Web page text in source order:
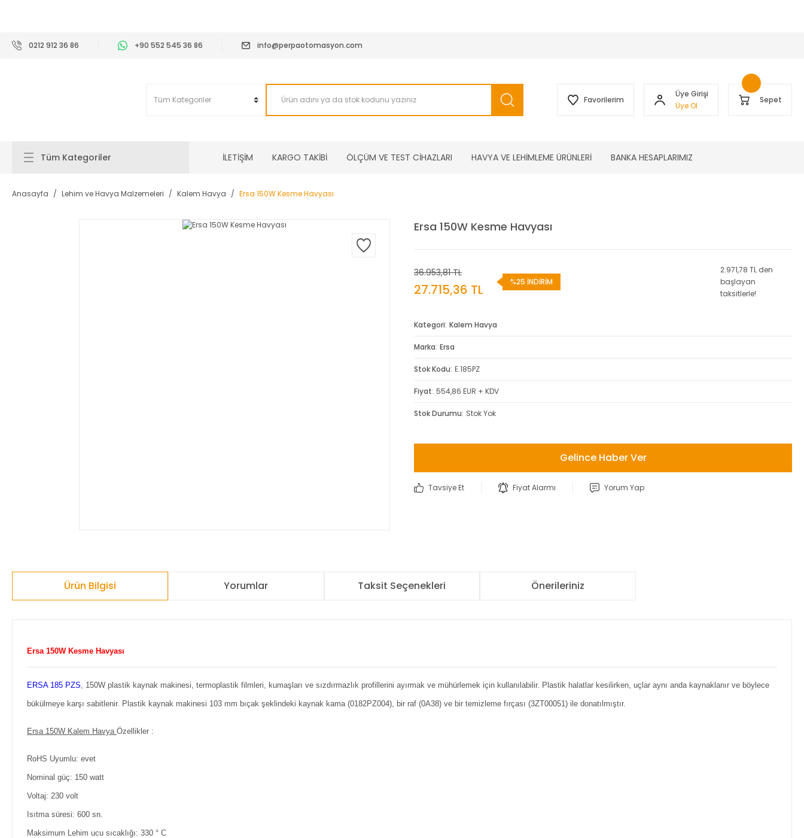
0212 912 36 86 +90 552 545 36 86 info@perpaotomasyon.com
Favorilerim
Üye Girişi
Üye Ol
Sepet
Tüm Kategoriler İLETİŞİM KARGO TAKİBİ ÖLÇÜM VE TEST CİHAZLARI HAVYA VE LEHİMLEME ÜRÜNLERİ BANKA HESAPLARIMIZ
Anasayfa Lehim ve Havya Malzemeleri Kalem Havya Ersa 150W Kesme Havyası
Ersa 150W Kesme Havyası
36.953,81 TL
27.715,36 TL %25 İNDİRİM
2.971,78 TL den
başlayan
taksitlerle!
Kategori Kalem Havya
Marka Ersa
Stok Kodu E.185PZ
Fiyat 554,86 EUR + KDV
Stok Durumu Stok Yok
Gelince Haber Ver
Tavsiye Et Fiyat Alarmı Yorum Yap
Ürün Bilgisi Yorumlar Taksit Seçenekleri Önerileriniz
Ersa 150W Kesme Havyası
ERSA 185 PZS, 150W plastik kaynak makinesi, termoplastik filmleri, kumaşları ve sızdırmazlık profillerini ayırmak ve mühürlemek için kullanılabilir. Plastik halatlar kesilirken, uçlar aynı anda kaynaklanır ve böylece
bükülmeye karşı sabitlenir. Plastik kaynak makinesi 103 mm bıçak şeklindeki kaynak kama (0182PZ004), bir raf (0A38) ve bir temizleme fırçası (3ZT00051) ile donatılmıştır.
Ersa 150W Kalem Havya Özellikler :
RoHS Uyumlu: evet
Nominal güç: 150 watt
Voltaj: 230 volt
Isıtma süresi: 600 sn.
Maksimum Lehim ucu sıcaklığı: 330 ° C